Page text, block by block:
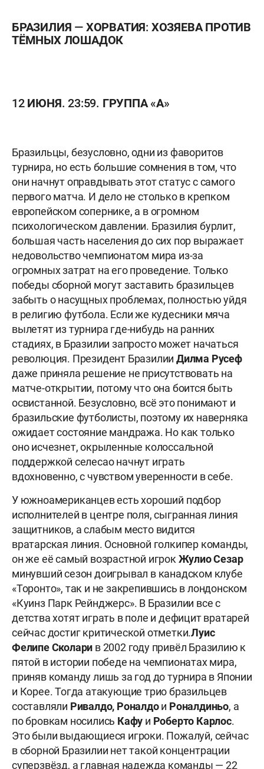
БРАЗИЛИЯ — ХОРВАТИЯ: ХОЗЯЕВА ПРОТИВ
ТЁМНЫХ ЛОШАДОК
12 ИЮНЯ. 23:59. ГРУППА «А»
Бразильцы, безусловно, одни из фаворитов
турнира, но есть большие сомнения в том, что
они начнут оправдывать этот статус с самого
первого матча. И дело не столько в крепком
европейском сопернике, а в огромном
психологическом давлении. Бразилия бурлит,
большая часть населения до сих пор выражает
недовольство чемпионатом мира из-за
огромных затрат на его проведение. Только
победы сборной могут заставить бразильцев
забыть о насущных проблемах, полностью уйдя
в религию футбола. Если же кудесники мяча
вылетят из турнира где-нибудь на ранних
стадиях, в Бразилии запросто может начаться
революция. Президент Бразилии Дилма Русеф
даже приняла решение не присутствовать на
матче-открытии, потому что она боится быть
освистанной. Безусловно, всё это понимают и
бразильские футболисты, поэтому их наверняка
ожидает состояние мандража. Но как только
оно исчезнет, окрыленные колоссальной
поддержкой селесао начнут играть
вдохновенно, с чувством уверенности в себе.
У южноамериканцев есть хороший подбор
исполнителей в центре поля, сыгранная линия
защитников, а слабым место видится
вратарская линия. Основной голкипер команды,
он же её самый возрастной игрокЖулио Сезар
минувший сезон доигрывал в канадском клубе
«Торонто», так и не закрепившись в лондонском
«Куинз Парк Рейнджерс». В Бразилии все с
детства хотят играть в поле и дефицит вратарей
сейчас достиг критической отметки.Луис
Фелипе Сколари в 2002 году привёл Бразилию к
пятой в истории победе на чемпионатах мира,
приняв команду лишь за год до турнира в Японии
и Корее. Тогда атакующие трио бразильцев
составляли Ривалдо, Роналдои Роналдиньо, а
по бровкам носились Кафу и Роберто Карлос.
Это были выдающиеся игроки. Пожалуй, сейчас
в сборной Бразилии нет такой концентрации
суперзвёзд, а главная надежда команды — 22